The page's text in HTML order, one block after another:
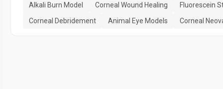
Alkali Burn Model
Corneal Wound Healing
Fluorescein
Corneal Debridement
Animal Eye Models Corneal